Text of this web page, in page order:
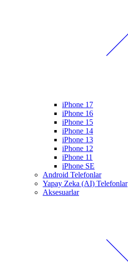
iPhone 17
iPhone 16
iPhone 15
iPhone 14
iPhone 13
iPhone 12
iPhone 11
iPhone SE
Android Telefonlar
Yapay Zeka (AI) Telefonlar
Aksesuarlar